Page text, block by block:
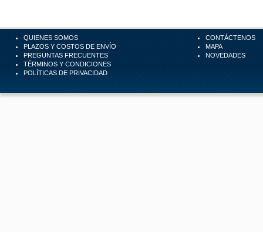
QUIENES SOMOS
PLAZOS Y COSTOS DE ENVÍO
PREGUNTAS FRECUENTES
TÉRMINOS Y CONDICIONES
POLÍTICAS DE PRIVACIDAD
CONTÁCTENOS
MAPA
NOVEDADES